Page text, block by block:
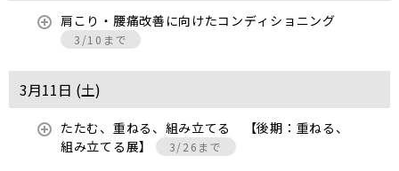
肩こり・腰痛改善に向けたコンディショニング
3/10まで
3月11日 (土)
たたむ、重ねる、組み立てる 【後期：重ねる、
組み立てる展】
3/26まで